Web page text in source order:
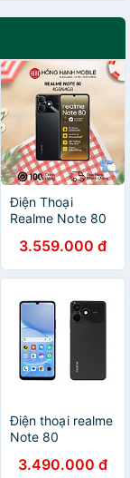
Điện Thoại
Realme Note 80
Hàng Chính Hãng
3.559.000 đ
Điện thoại realme
Note 80
Hàng Chính Hãng
3.490.000 đ